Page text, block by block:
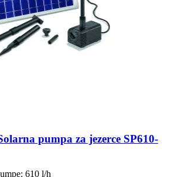
pumpa za jezerce SP610-​
610 l/h